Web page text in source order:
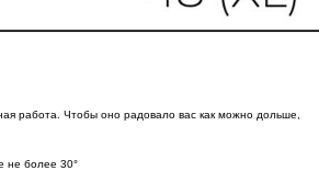
работа. Чтобы оно радовало вас как можно дольше,
не более 30°